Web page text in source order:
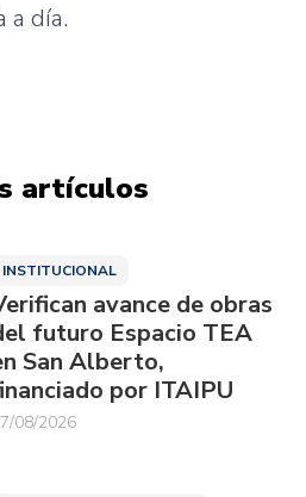
a día.
artículos
INSTITUCIONAL
avance de obras
futuro Espacio TEA
San Alberto,
por ITAIPU
08/2026